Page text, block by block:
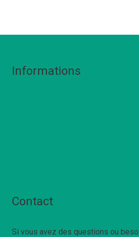
Informations
Contact
Si vous avez des questions ou